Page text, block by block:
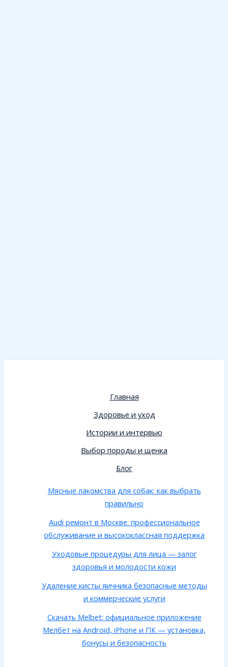
Главная
Здоровье и уход
Истории и интервью
Выбор породы и щенка
Блог
Мясные лакомства для собак: как выбрать
правильно
Audi ремонт в Москве: профессиональное
обслуживание и высококлассная поддержка
Уходовые процедуры для лица — залог
здоровья и молодости кожи
Удаление кисты яичника безопасные методы
и коммерческие услуги
Скачать Melbet: официальное приложение
Мелбет на Android, iPhone и ПК — установка,
бонусы и безопасность